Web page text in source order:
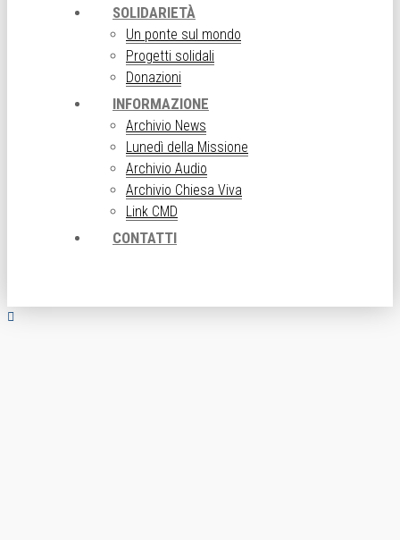
SOLIDARIETÀ
Un ponte sul mondo
Progetti solidali
Donazioni
INFORMAZIONE
Archivio News
Lunedì della Missione
Archivio Audio
Archivio Chiesa Viva
Link CMD
CONTATTI